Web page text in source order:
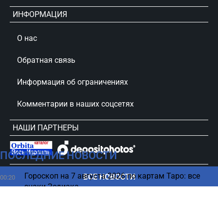
ПОСЛЕДНИЕ НОВОСТИ
00:20
Гороскоп на 7 августа 2026 по картам Таро: все
знаки Зодиака
ВСЕ НОВОСТИ
ИНФОРМАЦИЯ
О нас
Обратная связь
Информация об ограничениях
Комментарии в наших соцсетях
НАШИ ПАРТНЕРЫ
сursorinfo.co.il © Все права защищены